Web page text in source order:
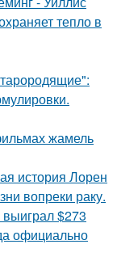
тепло в
жамель
история Лорен
вопреки раку.
$273
официально